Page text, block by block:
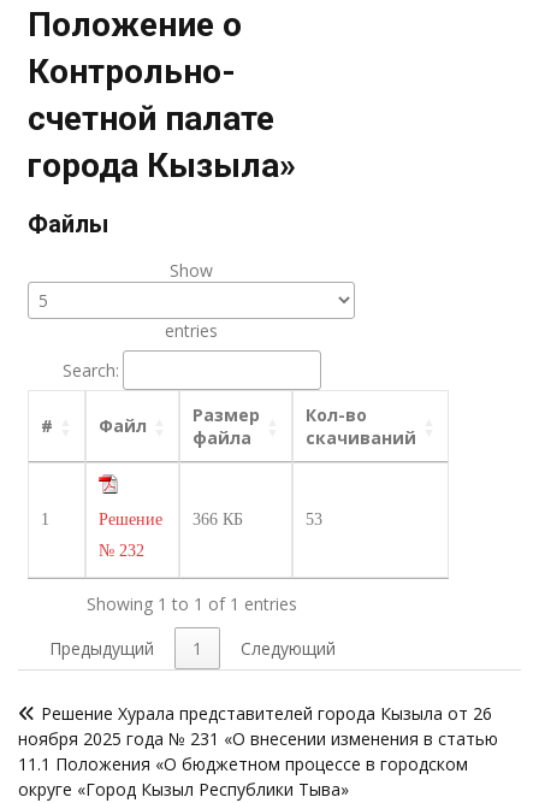
Положение о
Контрольно-
счетной палате
города Кызыла»
Файлы
Show
entries
Search:
# Файл
Размер
файла
Кол-во
скачиваний
1
Решение
№ 232
366 КБ 53
Showing 1 to 1 of 1 entries
Предыдущий
1 Следующий
по
записям
Решение Хурала представителей города Кызыла от 26
ноября 2025 года № 231 «О внесении изменения в статью
11.1 Положения «О бюджетном процессе в городском
округе «Город Кызыл Республики Тыва»